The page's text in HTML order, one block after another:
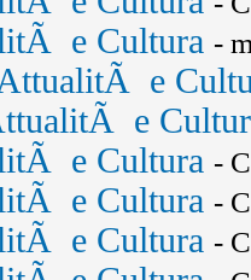
e Cultura -
e
e
e Cultura -
e Cultura -
e Cultura -